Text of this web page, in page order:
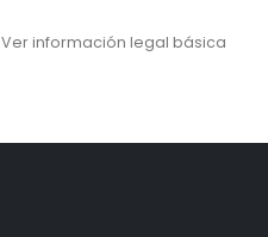
Ver información legal básica